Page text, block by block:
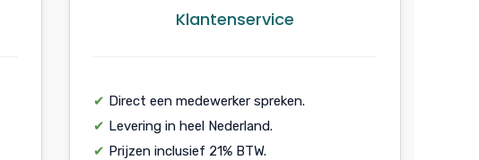
Klantenservice
✔ Direct een medewerker spreken.
✔ Levering in heel Nederland.
✔ Prijzen inclusief 21% BTW.